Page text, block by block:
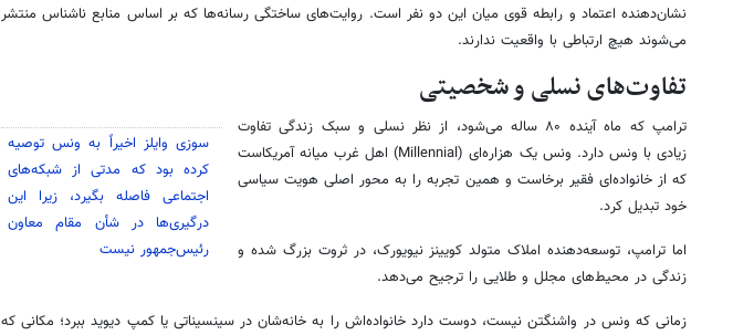
نشان‌دهنده اعتماد و رابطه قوی میان این دو نفر است. روایت‌های ساختگی رسانه‌ها که بر اساس منابع ناشناس منتشر
می‌شوند هیچ ارتباطی با واقعیت ندارند.
تفاوت‌های نسلی و شخصیتی
سوزی وایلز اخیراً به ونس توصیه
کرده بود که مدتی از شبکه‌های
اجتماعی فاصله بگیرد، زیرا این
درگیری‌ها در شأن مقام معاون
رئیس‌جمهور نیست
ترامپ که ماه آینده ۸۰ ساله می‌شود، از نظر نسلی و سبک زندگی تفاوت
زیادی با ونس دارد. ونس یک هزاره‌ای (Millennial) اهل غرب میانه آمریکاست
که از خانواده‌ای فقیر برخاست و همین تجربه را به محور اصلی هویت سیاسی
خود تبدیل کرد.
اما ترامپ، توسعه‌دهنده املاک متولد کویینز نیویورک، در ثروت بزرگ شده و
زندگی در محیط‌های مجلل و طلایی را ترجیح می‌دهد.
زمانی که ونس در واشنگتن نیست، دوست دارد خانواده‌اش را به خانه‌شان در سینسیناتی یا کمپ دیوید ببرد؛ مکانی که